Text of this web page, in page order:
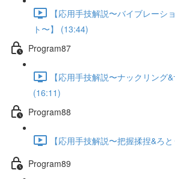
【応用手技解説〜バイブレーシ
ト〜】 (13:44)
Program87
【応用手技解説〜ナックリング
(16:11)
Program88
【応用手技解説〜把握揉捏&ろ
Program89